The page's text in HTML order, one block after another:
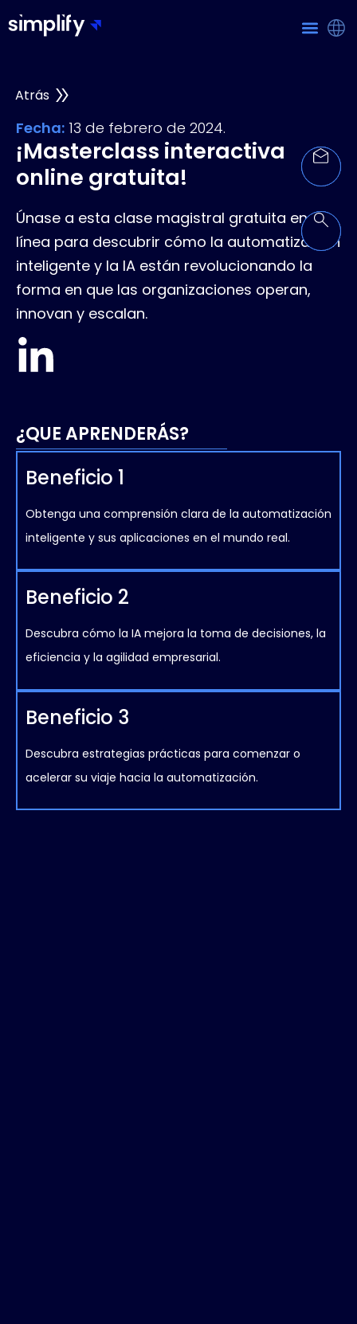
Atrás
Fecha: 13 de febrero de 2024.
¡Masterclass interactiva
online gratuita!
Únase a esta clase magistral gratuita en
línea para descubrir cómo la automatización
inteligente y la IA están revolucionando la
forma en que las organizaciones operan,
innovan y escalan.
¿QUE APRENDERÁS?
Beneficio 1
Obtenga una comprensión clara de la automatización
inteligente y sus aplicaciones en el mundo real.
Beneficio 2
Descubra cómo la IA mejora la toma de decisiones, la
eficiencia y la agilidad empresarial.
Beneficio 3
Descubra estrategias prácticas para comenzar o
acelerar su viaje hacia la automatización.